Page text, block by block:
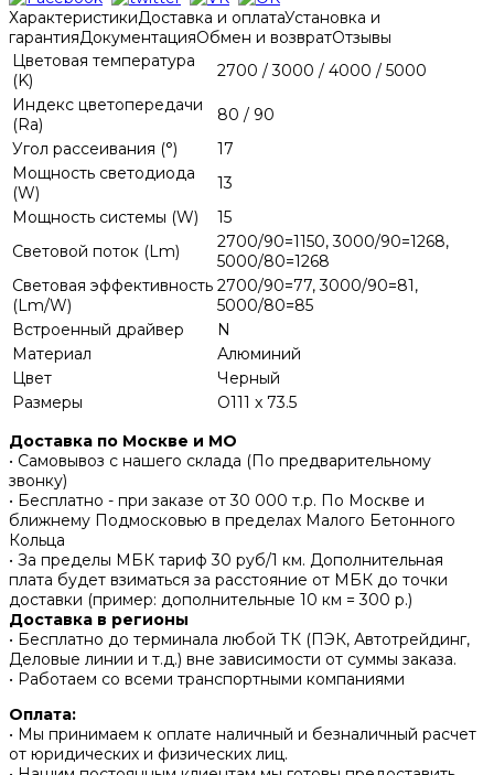
ХарактеристикиДоставка и оплатаУстановка и
гарантияДокументацияОбмен и возвратОтзывы
Цветовая температура
(K)
2700 / 3000 / 4000 / 5000
Индекс цветопередачи
(Ra)
80 / 90
Угол рассеивания (°)
17
Мощность светодиода
(W)
13
Мощность системы (W)
15
Световой поток (Lm)
2700/90=1150, 3000/90=1268,
5000/80=1268
Световая эффективность
(Lm/W)
2700/90=77, 3000/90=81,
5000/80=85
Встроенный драйвер
N
Материал
Алюминий
Цвет
Черный
Размеры
O111 x 73.5
Доставка по Москве и МО
• Самовывоз с нашего склада (По предварительному
звонку)
• Бесплатно - при заказе от 30 000 т.р. По Москве и
ближнему Подмосковью в пределах Малого Бетонного
Кольца
• За пределы МБК тариф 30 руб/1 км. Дополнительная
плата будет взиматься за расстояние от МБК до точки
доставки (пример: дополнительные 10 км = 300 р.)
Доставка в регионы
• Бесплатно до терминала любой ТК (ПЭК, Автотрейдинг,
Деловые линии и т.д.) вне зависимости от суммы заказа.
• Работаем со всеми транспортными компаниями
Оплата:
• Мы принимаем к оплате наличный и безналичный расчет
от юридических и физических лиц.